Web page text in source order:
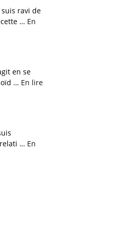
suis ravi de
… En
en se
… En lire
… En